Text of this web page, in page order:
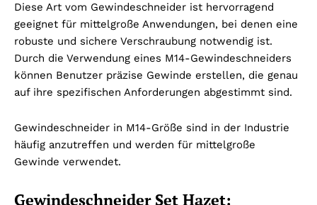
Diese Art vom Gewindeschneider ist hervorragend
geeignet für mittelgroße Anwendungen, bei denen eine
robuste und sichere Verschraubung notwendig ist.
Durch die Verwendung eines M14-Gewindeschneiders
können Benutzer präzise Gewinde erstellen, die genau
auf ihre spezifischen Anforderungen abgestimmt sind.
Gewindeschneider in M14-Größe sind in der Industrie
häufig anzutreffen und werden für mittelgroße
Gewinde verwendet.
Gewindeschneider Set Hazet: